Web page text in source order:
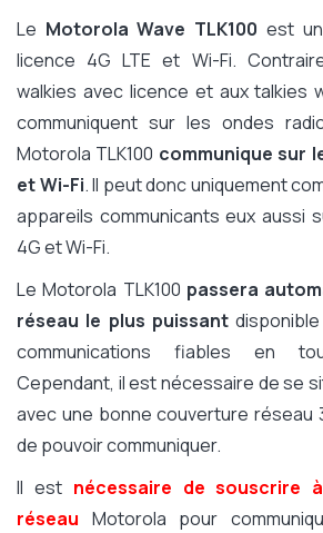
Le Motorola Wave TLK100 est
licence 4G LTE et Wi-Fi.
walkies avec licence et aux talkies
communiquent sur les ondes
Motorola TLK100 communique sur
et Wi-Fi. Il peut donc uniquement
appareils communicants eux aussi
4G et Wi-Fi.
Le Motorola TLK100 passera
réseau le plus puissant
communications fiables en
Cependant, il est nécessaire de se
avec une bonne couverture réseau
de pouvoir communiquer.
Il est nécessaire de souscrire
réseau Motorola pour